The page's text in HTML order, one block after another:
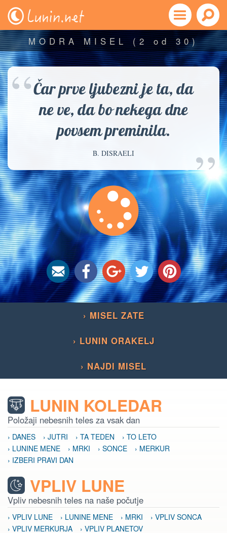
MODRA MISEL (2 od 30)
Čar prve ljubezni je ta, da
ne ve, da bo nekega dne
povsem preminila.
B. DISRAELI ”
“
› MISEL ZATE
› LUNIN ORAKELJ
› NAJDI MISEL
LUNIN KOLEDAR
Položaji nebesnih teles za vsak dan
› DANES › JUTRI › TA TEDEN
› TO LETO
› LUNINE MENE
› MRKI › SONCE
› MERKUR
› IZBERI PRAVI DAN
VPLIV LUNE
Vpliv nebesnih teles na naše počutje
› VPLIV LUNE › LUNINE MENE › MRKI
› VPLIV SONCA
› VPLIV MERKURJA
› VPLIV PLANETOV